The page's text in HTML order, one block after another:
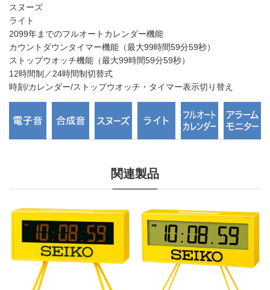
スヌーズ
ライト
2099年までのフルオートカレンダー機能
カウントダウンタイマー機能（最大99時間59分59秒）
ストップウオッチ機能（最大99時間59分59秒）
12時間制／24時間制切替式
時刻/カレンダー/ストップウオッチ・タイマー表示切り替え
関連製品